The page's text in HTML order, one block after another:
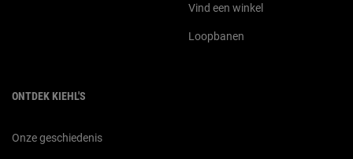
Vind een winkel
Loopbanen
ONTDEK KIEHL'S
Onze geschiedenis